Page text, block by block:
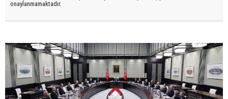
onaylanmamaktadır.